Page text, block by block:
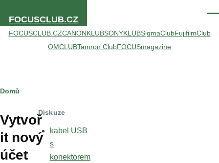
FOCUSCLUB.CZ
FOCUSCLUB.CZCANONKLUBSONYKLUBSigmaClubFujifilmClub
OMCLUBTamron ClubFOCUSmagazine
Hlavní
záložky
Drobečková
navigace
Domů
Vytvoř
it nový
účet
Diskuze
kabel USB
s
konektorem